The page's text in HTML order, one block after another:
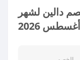
دالين لشهر
أغسطس 2026